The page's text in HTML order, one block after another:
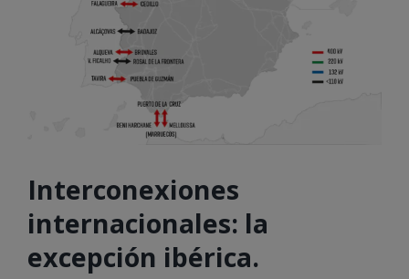
Interconexiones
internacionales: la
excepción ibérica.